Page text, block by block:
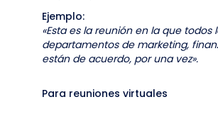
Ejemplo:
«Esta es la reunión en la que todos
departamentos de marketing,
están de acuerdo, por una vez».
Para reuniones virtuales